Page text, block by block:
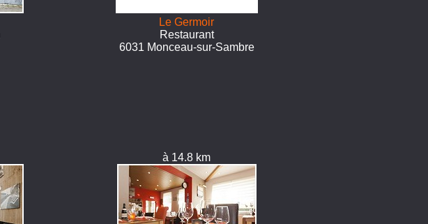
Le Germoir
Restaurant
6031 Monceau-sur-Sambre
à 14.8 km